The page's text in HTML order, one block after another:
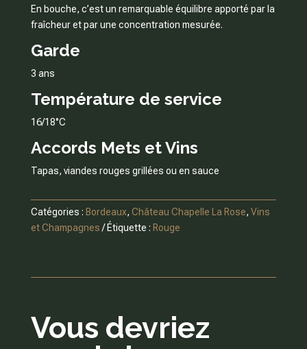
En bouche, c’est un remarquable équilibre apporté par la
fraîcheur et par une concentration mesurée.
Garde
3 ans
Température de service
16/18°C
Accords Mets et Vins
Tapas, viandes rouges grillées ou en sauce
Catégories : Bordeaux, Château Chapelle La Rose, Vins
et Champagnes
Étiquette : Rouge
Vous devriez